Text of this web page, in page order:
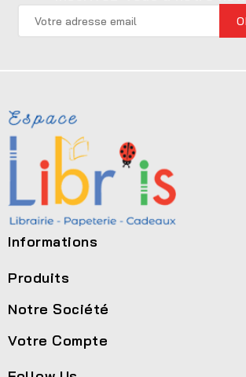
Informations
Produits
Notre Société
Votre Compte